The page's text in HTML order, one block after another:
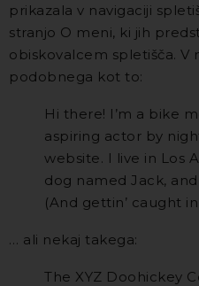
prikazala v navigaciji
stranjo O meni, ki jih
obiskovalcem spletišča. V
podobnega kot to:
Hi there! I’m a bike
aspiring actor by
website. I live in Los
dog named Jack,
(And gettin’ caught
… ali nekaj takega:
The XYZ Doohickey